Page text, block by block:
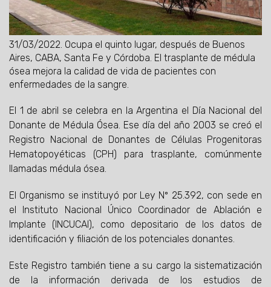
31/03/2022. Ocupa el quinto lugar, después de Buenos
Aires, CABA, Santa Fe y Córdoba. El trasplante de médula
ósea mejora la calidad de vida de pacientes con
enfermedades de la sangre.
El 1 de abril se celebra en la Argentina el Día Nacional del
Donante de Médula Ósea. Ese día del año 2003 se creó el
Registro Nacional de Donantes de Células Progenitoras
Hematopoyéticas (CPH) para trasplante, comúnmente
llamadas médula ósea.
El Organismo se instituyó por Ley Nº 25.392, con sede en
el Instituto Nacional Único Coordinador de Ablación e
Implante (INCUCAI), como depositario de los datos de
identificación y filiación de los potenciales donantes.
Este Registro también tiene a su cargo la sistematización
de la información derivada de los estudios de